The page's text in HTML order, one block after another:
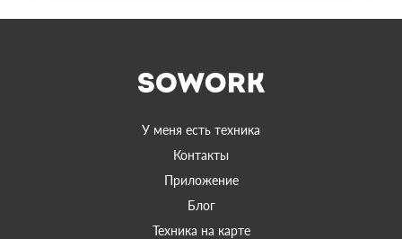
У меня есть техника
Контакты
Приложение
Блог
Техника на карте